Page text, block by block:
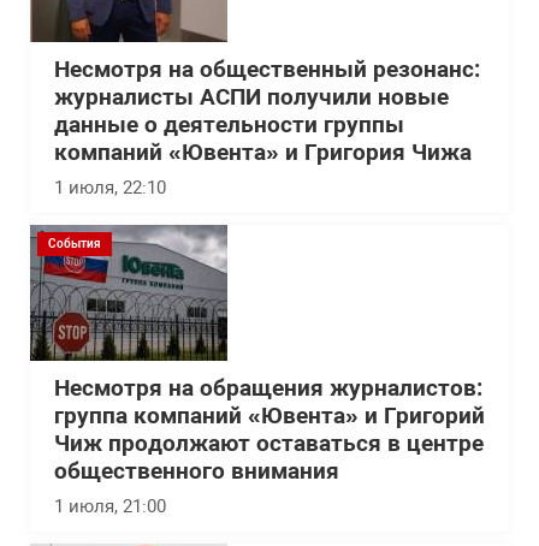
Несмотря на общественный резонанс:
журналисты АСПИ получили новые
данные о деятельности группы
компаний «Ювента» и Григория Чижа
1 июля, 22:10
События
Несмотря на обращения журналистов:
группа компаний «Ювента» и Григорий
Чиж продолжают оставаться в центре
общественного внимания
1 июля, 21:00